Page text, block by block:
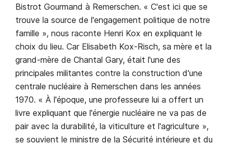
Bistrot Gourmand à Remerschen. « C'est ici que se
trouve la source de l'engagement politique de notre
famille », nous raconte Henri Kox en expliquant le
choix du lieu. Car Elisabeth Kox-Risch, sa mère et la
grand-mère de Chantal Gary, était l'une des
principales militantes contre la construction d'une
centrale nucléaire à Remerschen dans les années
1970. « À l'époque, une professeure lui a offert un
livre expliquant que l'énergie nucléaire ne va pas de
pair avec la durabilité, la viticulture et l'agriculture »,
se souvient le ministre de la Sécurité intérieure et du